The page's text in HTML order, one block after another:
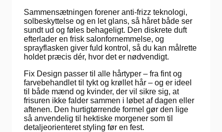
Sammensætningen forener anti-frizz teknologi,
solbeskyttelse og en let glans, så håret både ser
sundt ud og føles behageligt. Den diskrete duft
efterlader en frisk salonfornemmelse, og
sprayflasken giver fuld kontrol, så du kan målrette
holdet præcis dér, hvor det er nødvendigt.
Fix Design passer til alle hårtyper – fra fint og
farvebehandlet til tykt og krøllet hår – og er ideel
til både mænd og kvinder, der vil sikre sig, at
frisuren ikke falder sammen i løbet af dagen eller
aftenen. Den hurtigtørrende formel gør den lige
så anvendelig til hektiske morgener som til
detaljeorienteret styling før en fest.